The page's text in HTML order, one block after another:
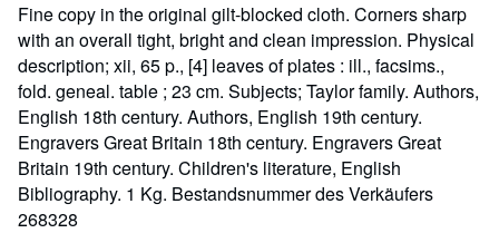
Fine copy in the original gilt-blocked cloth. Corners sharp
with an overall tight, bright and clean impression. Physical
description; xii, 65 p., [4] leaves of plates : ill., facsims.,
fold. geneal. table ; 23 cm. Subjects; Taylor family. Authors,
English 18th century. Authors, English 19th century.
Engravers Great Britain 18th century. Engravers Great
Britain 19th century. Children's literature, English
Bibliography. 1 Kg. Bestandsnummer des Verkäufers
268328